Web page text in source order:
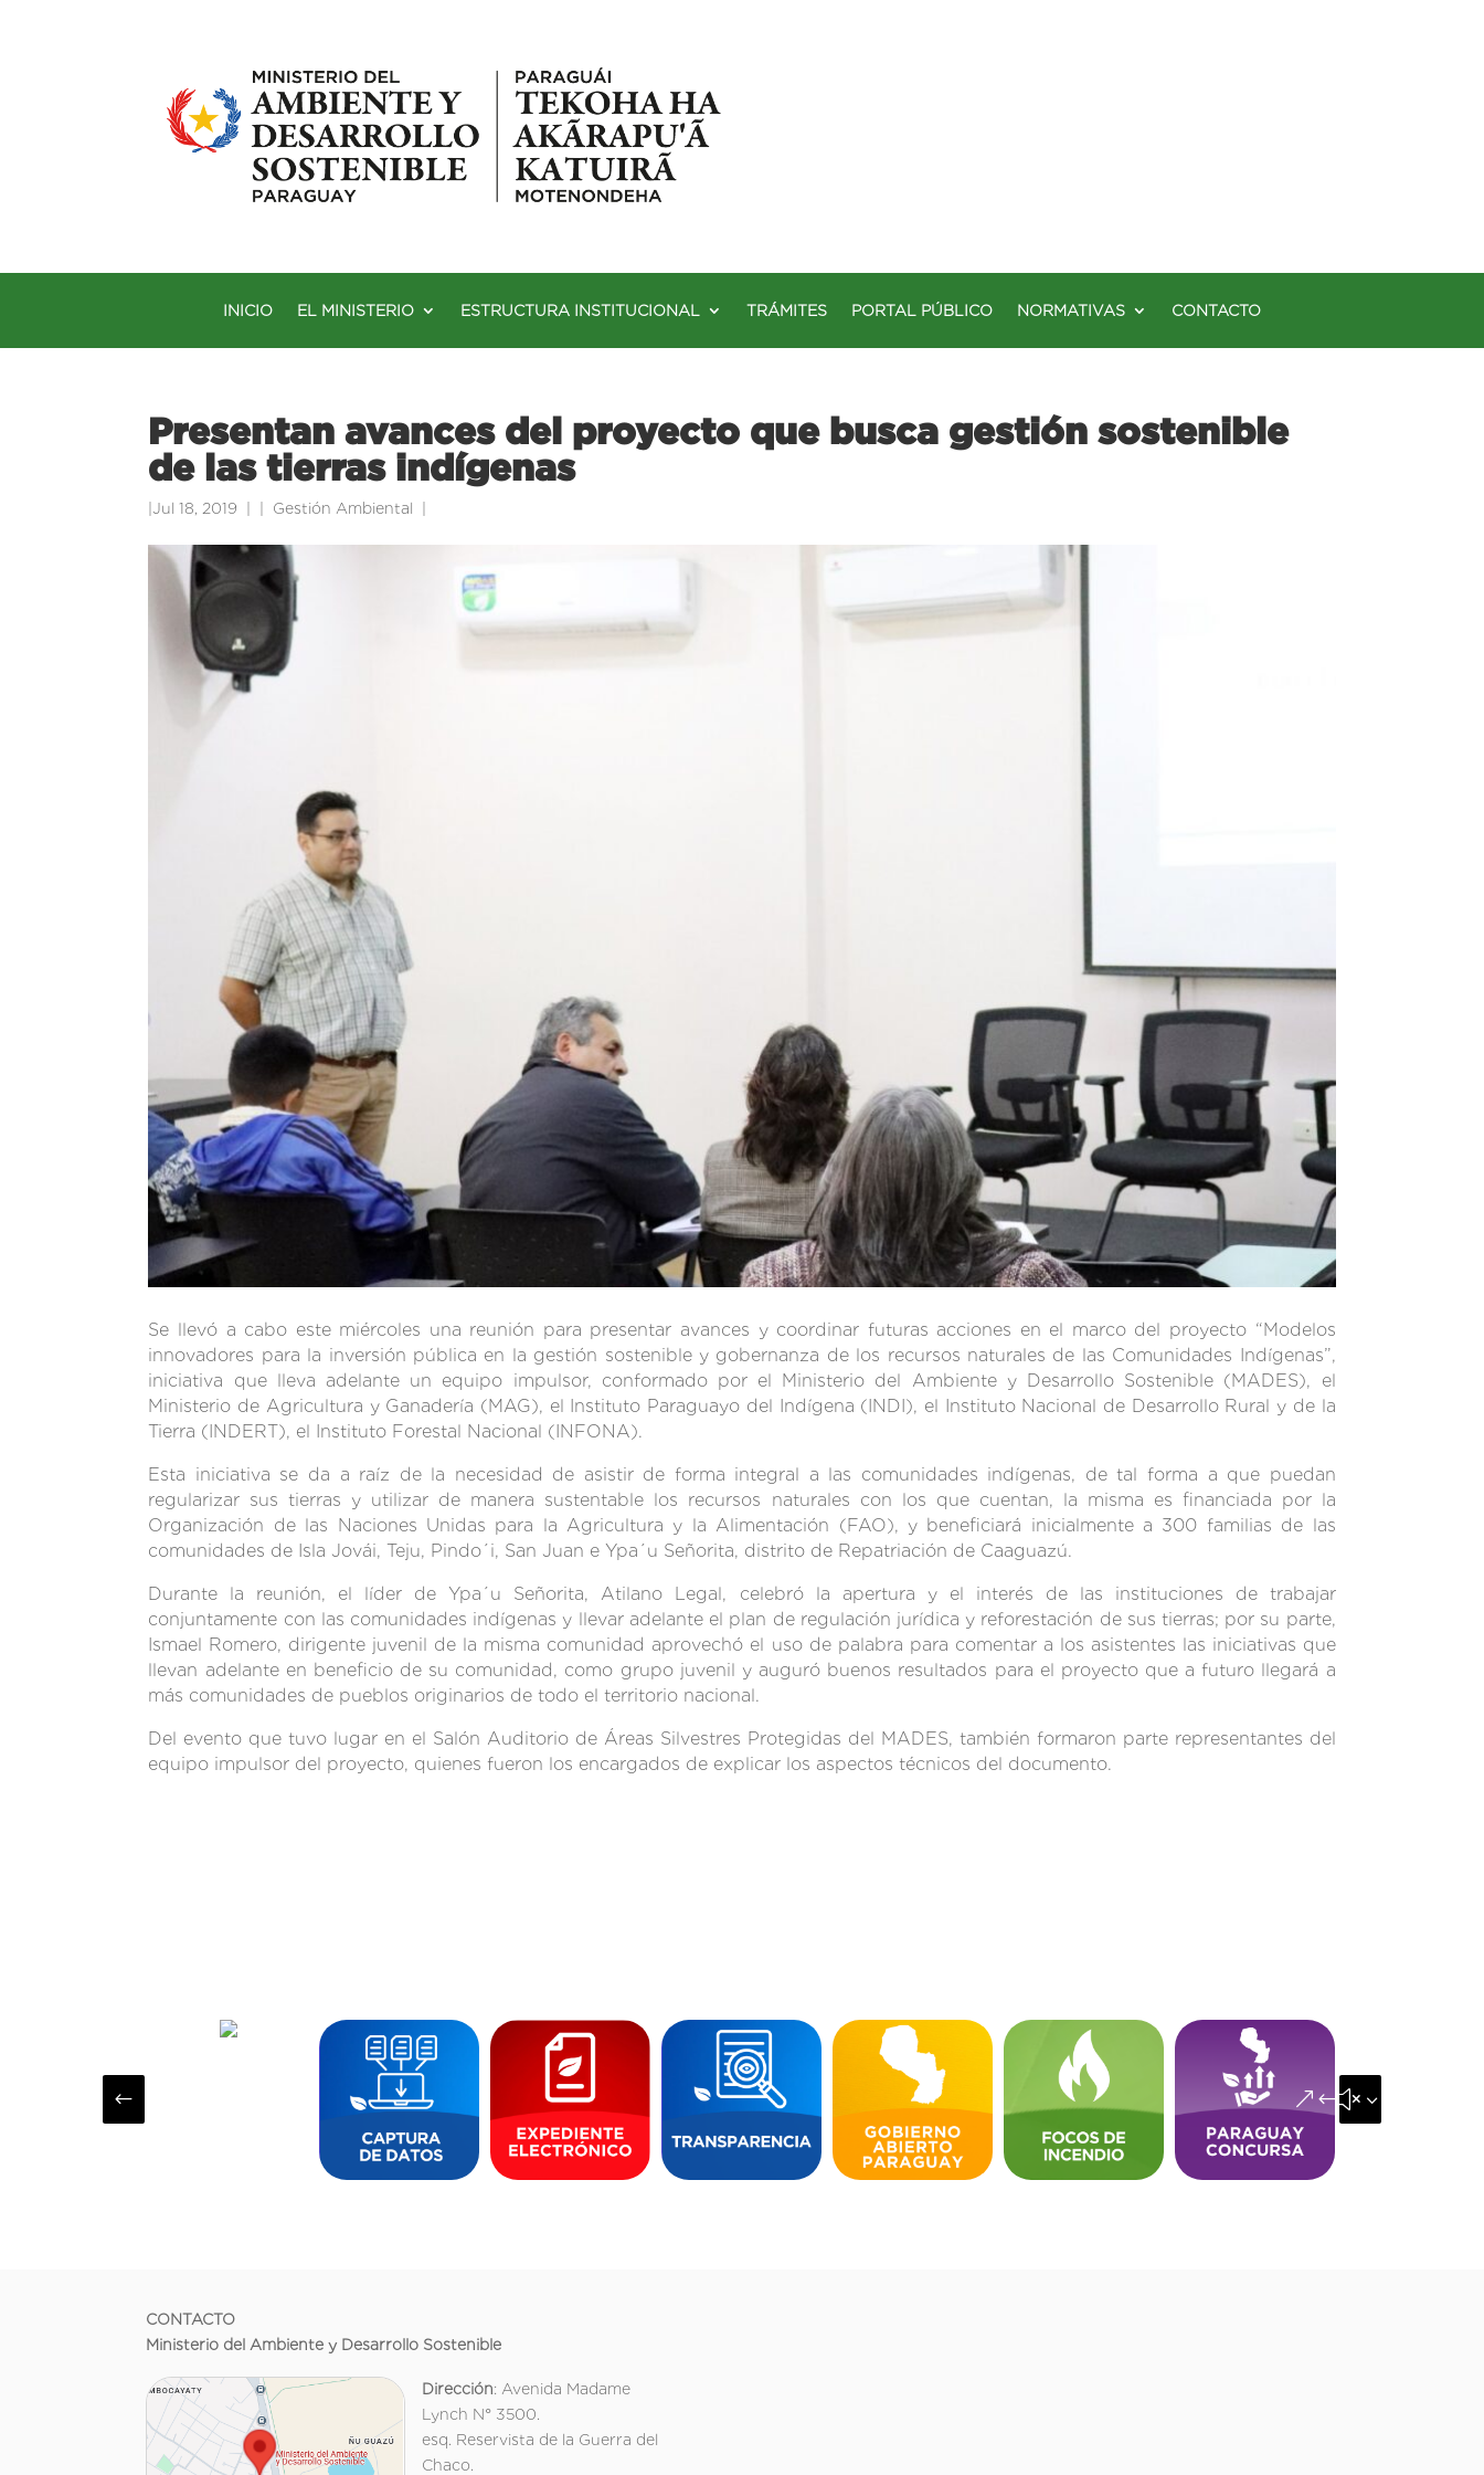
INICIO EL MINISTERIO ESTRUCTURA INSTITUCIONAL TRÁMITES PORTAL PÚBLICO NORMATIVAS CONTACTO
Presentan avances del proyecto que busca gestión sostenible
de las tierras indígenas
|Jul 18, 2019 Gestión Ambiental
Se llevó a cabo este miércoles una reunión para presentar avances y coordinar futuras acciones en el marco del proyecto “Modelos
innovadores para la inversión pública en la gestión sostenible y gobernanza de los recursos naturales de las Comunidades Indígenas”,
iniciativa que lleva adelante un equipo impulsor, conformado por el Ministerio del Ambiente y Desarrollo Sostenible (MADES), el
Ministerio de Agricultura y Ganadería (MAG), el Instituto Paraguayo del Indígena (INDI), el Instituto Nacional de Desarrollo Rural y de la
Tierra (INDERT), el Instituto Forestal Nacional (INFONA).
Esta iniciativa se da a raíz de la necesidad de asistir de forma integral a las comunidades indígenas, de tal forma a que puedan
regularizar sus tierras y utilizar de manera sustentable los recursos naturales con los que cuentan, la misma es financiada por la
Organización de las Naciones Unidas para la Agricultura y la Alimentación (FAO), y beneficiará inicialmente a 300 familias de las
comunidades de Isla Jovái, Teju, Pindo´i, San Juan e Ypa´u Señorita, distrito de Repatriación de Caaguazú.
Durante la reunión, el líder de Ypa´u Señorita, Atilano Legal, celebró la apertura y el interés de las instituciones de trabajar
conjuntamente con las comunidades indígenas y llevar adelante el plan de regulación jurídica y reforestación de sus tierras; por su parte,
Ismael Romero, dirigente juvenil de la misma comunidad aprovechó el uso de palabra para comentar a los asistentes las iniciativas que
llevan adelante en beneficio de su comunidad, como grupo juvenil y auguró buenos resultados para el proyecto que a futuro llegará a
más comunidades de pueblos originarios de todo el territorio nacional.
Del evento que tuvo lugar en el Salón Auditorio de Áreas Silvestres Protegidas del MADES, también formaron parte representantes del
equipo impulsor del proyecto, quienes fueron los encargados de explicar los aspectos técnicos del documento.
# &#x35;
CONTACTO
Ministerio del Ambiente y Desarrollo Sostenible
Dirección: Avenida Madame
Lynch N° 3500.
esq. Reservista de la Guerra del
Chaco.